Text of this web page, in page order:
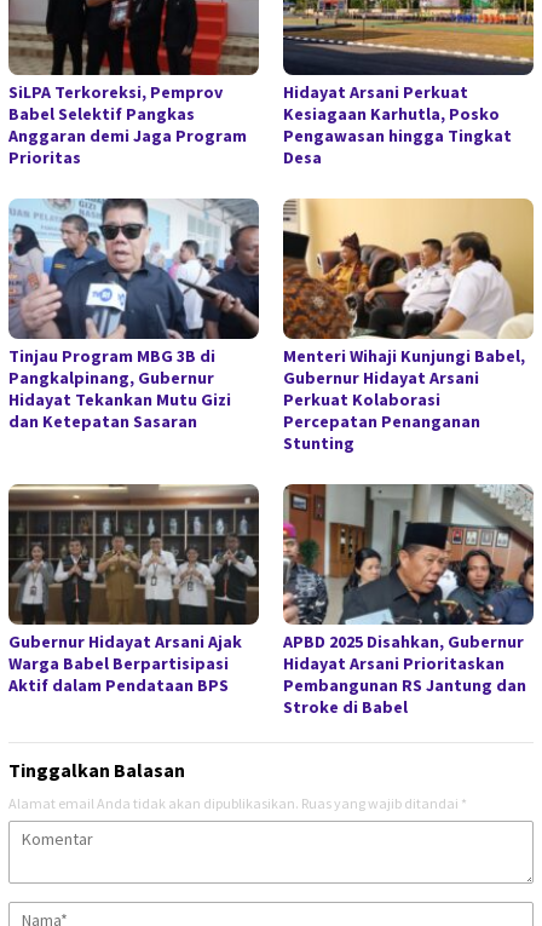
SiLPA Terkoreksi, Pemprov
Babel Selektif Pangkas
Anggaran demi Jaga Program
Prioritas
Hidayat Arsani Perkuat
Kesiagaan Karhutla, Posko
Pengawasan hingga Tingkat
Desa
Tinjau Program MBG 3B di
Pangkalpinang, Gubernur
Hidayat Tekankan Mutu Gizi
dan Ketepatan Sasaran
Menteri Wihaji Kunjungi Babel,
Gubernur Hidayat Arsani
Perkuat Kolaborasi
Percepatan Penanganan
Stunting
Gubernur Hidayat Arsani Ajak
Warga Babel Berpartisipasi
Aktif dalam Pendataan BPS
APBD 2025 Disahkan, Gubernur
Hidayat Arsani Prioritaskan
Pembangunan RS Jantung dan
Stroke di Babel
Tinggalkan Balasan
Alamat email Anda tidak akan dipublikasikan. Ruas yang wajib ditandai *